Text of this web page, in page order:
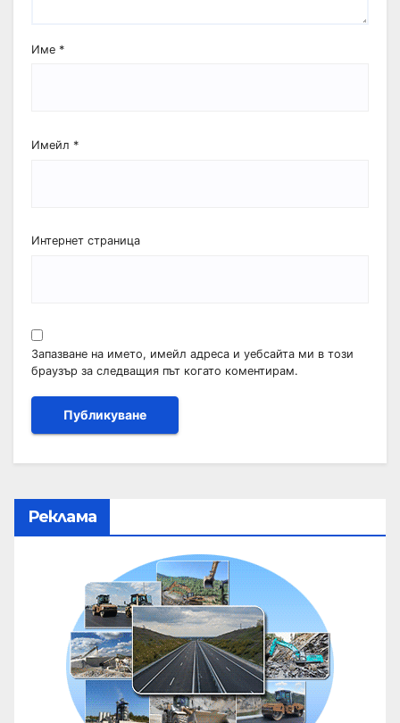
Име *
Имейл *
Интернет страница
Запазване на името, имейл адреса и уебсайта ми в този
браузър за следващия път когато коментирам.
Реклама